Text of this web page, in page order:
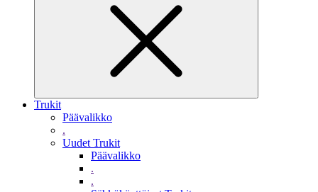
Trukit
Päävalikko
.
Uudet Trukit
Päävalikko
.
.